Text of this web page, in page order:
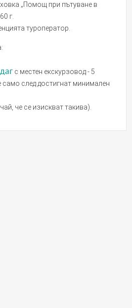
„Помощ при пътуване в
г.
туроператор.
с местен екскурзовод - 5
само след достигнат минимален
че се изискват такива).